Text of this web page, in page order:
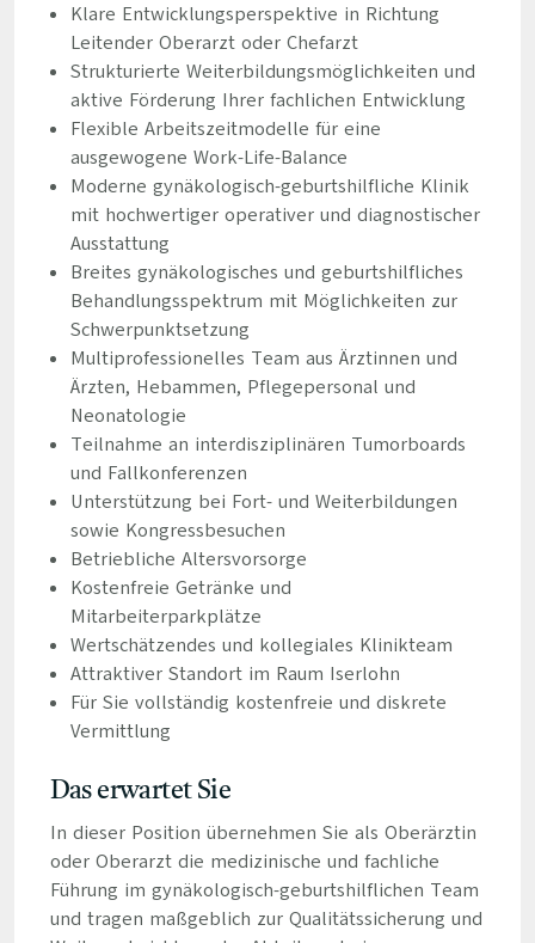
Klare Entwicklungsperspektive in Richtung
Leitender Oberarzt oder Chefarzt
Strukturierte Weiterbildungsmöglichkeiten und
aktive Förderung Ihrer fachlichen Entwicklung
Flexible Arbeitszeitmodelle für eine
ausgewogene Work-Life-Balance
Moderne gynäkologisch-geburtshilfliche Klinik
mit hochwertiger operativer und diagnostischer
Ausstattung
Breites gynäkologisches und geburtshilfliches
Behandlungsspektrum mit Möglichkeiten zur
Schwerpunktsetzung
Multiprofessionelles Team aus Ärztinnen und
Ärzten, Hebammen, Pflegepersonal und
Neonatologie
Teilnahme an interdisziplinären Tumorboards
und Fallkonferenzen
Unterstützung bei Fort- und Weiterbildungen
sowie Kongressbesuchen
Betriebliche Altersvorsorge
Kostenfreie Getränke und
Mitarbeiterparkplätze
Wertschätzendes und kollegiales Klinikteam
Attraktiver Standort im Raum Iserlohn
Für Sie vollständig kostenfreie und diskrete
Vermittlung
Das erwartet Sie
In dieser Position übernehmen Sie als Oberärztin
oder Oberarzt die medizinische und fachliche
Führung im gynäkologisch-geburtshilflichen Team
und tragen maßgeblich zur Qualitätssicherung und